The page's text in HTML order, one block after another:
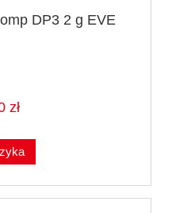
DP3 2 g EVE
zł